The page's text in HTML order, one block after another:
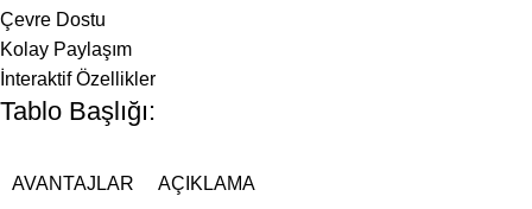
Çevre Dostu
Kolay Paylaşım
İnteraktif Özellikler
Tablo Başlığı:
AVANTAJLAR AÇIKLAMA